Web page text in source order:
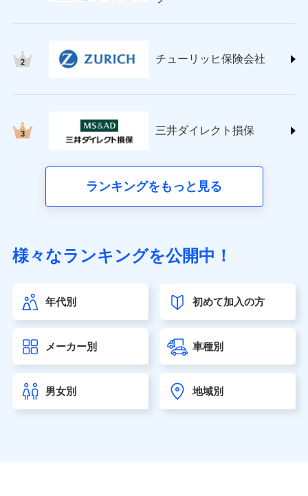
(https://www.nisshinfire.co.jp/)
(https://www.petfamilyins.co.jp/)
ins.com/)
三井ダイレクト損害保険株式会社
（https://www.sonylife.co.jp）
第一ネオ生命保険株式会社（https://neofirst.co.jp/）
大樹生命保険株式会社（https://www.taiju-life.co.jp）
seimei.co.jp）
チューリッヒ生命保険株式会社
東京海上日動あんしん生命保険株式会社
（https://www.tmn-anshin.co.jp/）
チューリッヒ保険会社
三井ダイレクト損保
ランキングをもっと見る
様々なランキングを公開中！
年代別 初めて加入の方
メーカー別 車種別
男女別 地域別